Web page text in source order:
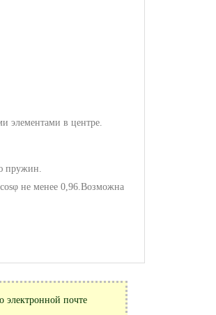
элементами в центре.
пружин.
не менее 0,96.Возможна
почте